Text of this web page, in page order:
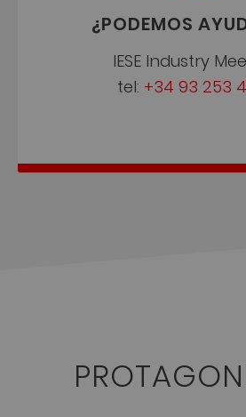
¿PODEMOS
IESE Industry
tel: +34 93 253